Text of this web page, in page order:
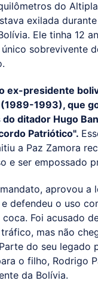
do
exilada
Ele tinha 12
sobrevivente
ex-presidente
(1989-1993), que
ditador Hugo
Patriótico".
a Paz Zamora
e ser empossado
aprovou a
defendeu o uso
coca. Foi acusado
mas não
do seu legado
o filho, Rodrigo
da Bolívia.